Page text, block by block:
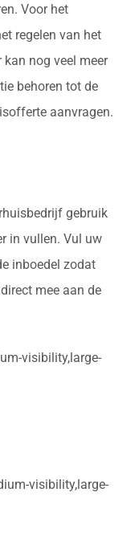
Voor het
regelen van het
nog veel meer
behoren tot de
aanvragen.
gebruik
in vullen. Vul uw
inboedel zodat
mee aan de
visibility,large-
visibility,large-